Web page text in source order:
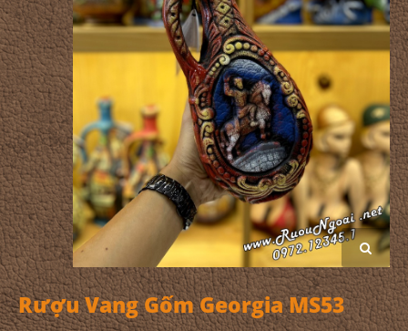
Rượu Vang Gốm Georgia MS53